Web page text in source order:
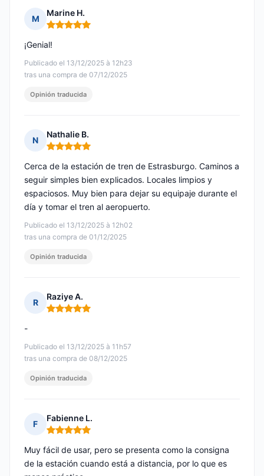
M
Marine H.
Nota: 5 de 5
Publicado el 13/12/2025 à 12h23
tras una compra de 07/12/2025
¡Genial!
Opinión traducida
N
Nathalie B.
Nota: 5 de 5
Publicado el 13/12/2025 à 12h02
tras una compra de 01/12/2025
Cerca de la estación de tren de Estrasburgo. Caminos a
seguir simples bien explicados. Locales limpios y
espaciosos. Muy bien para dejar su equipaje durante el
día y tomar el tren al aeropuerto.
Opinión traducida
R
Raziye A.
Nota: 5 de 5
Publicado el 13/12/2025 à 11h57
tras una compra de 08/12/2025
-
Opinión traducida
F
Fabienne L.
Nota: 5 de 5
Muy fácil de usar, pero se presenta como la consigna
de la estación cuando está a distancia, por lo que es